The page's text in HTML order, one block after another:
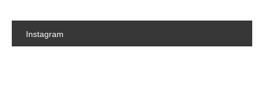
Instagram